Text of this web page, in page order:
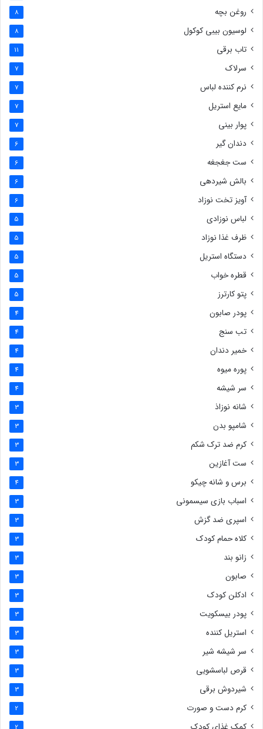
روغن بچه 8
لوسیون بیبی کوکول 8
تاب برقی 11
سرلاک 7
نرم کننده لباس 7
مایع استریل 7
پوار بینی 7
دندان گیر 6
ست جغجغه 6
بالش شیردهی 6
آویز تخت نوزاد 6
لباس نوزادی 5
ظرف غذا نوزاد 5
دستگاه استریل 5
قطره خواب 5
پتو کارترز 5
پودر صابون 4
تب سنج 4
خمیر دندان 4
پوره میوه 4
سر شیشه 4
شانه نوزاذ 3
شامپو بدن 3
کرم ضد ترک شکم 3
ست آغازین 3
برس و شانه چیکو 4
اسباب بازی سیسمونی 3
اسپری ضد گزش 3
کلاه حمام کودک 3
زانو بند 3
صابون 3
ادکلن کودک 3
پودر بیسکویت 3
استریل کننده 3
سر شیشه شیر 3
قرص لباسشویی 3
شیردوش برقی 3
کرم دست و صورت 2